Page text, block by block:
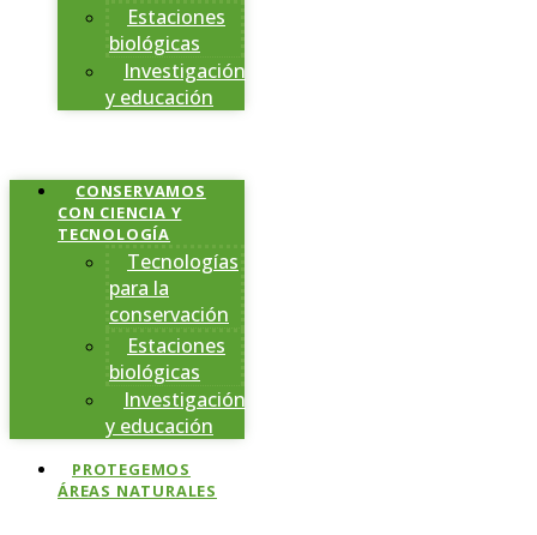
Estaciones
biológicas
Investigación
y educación
CONSERVAMOS
CON CIENCIA Y
TECNOLOGÍA
Tecnologías
para la
conservación
Estaciones
biológicas
Investigación
y educación
PROTEGEMOS
ÁREAS NATURALES